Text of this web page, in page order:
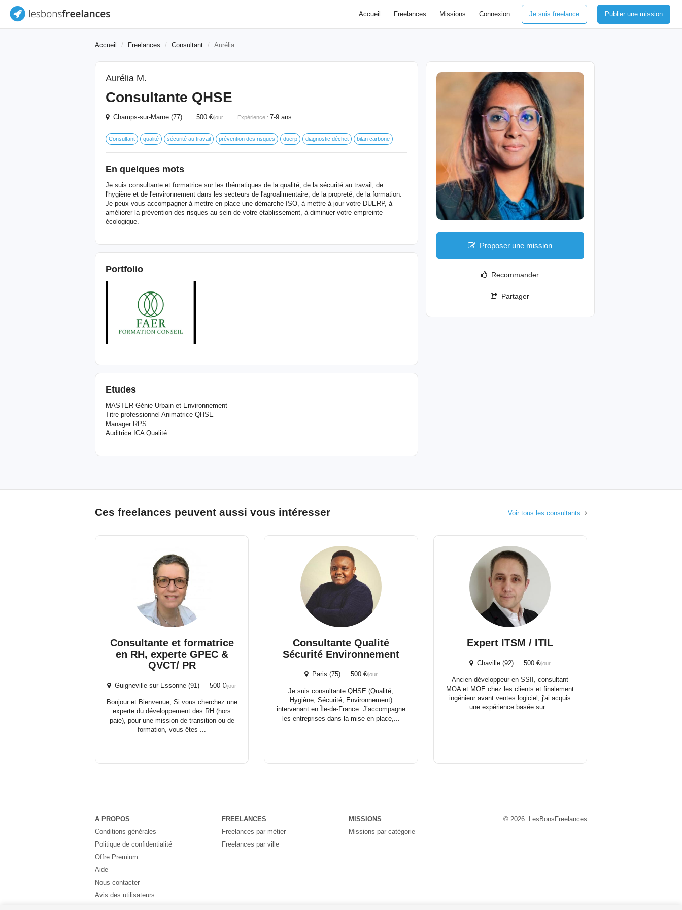
Accueil Freelances Missions Connexion Je suis freelance Publier une mission
Accueil Freelances Consultant Aurélia
Aurélia M.
Consultante QHSE
Champs-sur-Marne (77) 500 €/jour Expérience : 7-9 ans
Consultant qualité sécurité au travail prévention des risques duerp diagnostic déchet bilan carbone
En quelques mots
Je suis consultante et formatrice sur les thématiques de la qualité, de la sécurité au travail, de
l'hygiène et de l'environnement dans les secteurs de l'agroalimentaire, de la propreté, de la formation.
Je peux vous accompagner à mettre en place une démarche ISO, à mettre à jour votre DUERP, à
améliorer la prévention des risques au sein de votre établissement, à diminuer votre empreinte
écologique.
Portfolio
Etudes
MASTER Génie Urbain et Environnement
Titre professionnel Animatrice QHSE
Manager RPS
Auditrice ICA Qualité
Proposer une mission
Recommander
Partager
Ces freelances peuvent aussi vous intéresser Voir tous les consultants
Consultante et formatrice
en RH, experte GPEC &
QVCT/ PR
Guigneville-sur-Essonne (91) 500 €/jour
Bonjour et Bienvenue, Si vous cherchez une
experte du développement des RH (hors
paie), pour une mission de transition ou de
formation, vous êtes ...
Consultante Qualité
Sécurité Environnement
Paris (75) 500 €/jour
Je suis consultante QHSE (Qualité,
Hygiène, Sécurité, Environnement)
intervenant en Île-de-France. J’accompagne
les entreprises dans la mise en place,...
Expert ITSM / ITIL
Chaville (92) 500 €/jour
Ancien développeur en SSII, consultant
MOA et MOE chez les clients et finalement
ingénieur avant ventes logiciel, j'ai acquis
une expérience basée sur...
A PROPOS
Conditions générales
Politique de confidentialité
Offre Premium
Aide
Nous contacter
Avis des utilisateurs
Partenaires
FREELANCES
Freelances par métier
Freelances par ville
MISSIONS
Missions par catégorie
© 2026 LesBonsFreelances